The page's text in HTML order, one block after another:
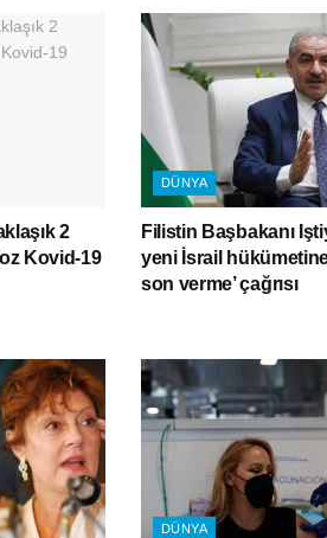
2
Kovid-19
DÜNYA
Filistin Başbakanı
yeni İsrail
son verme’ çağrısı
DÜNYA